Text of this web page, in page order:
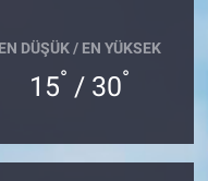
EN DÜŞÜK / EN YÜKSEK
15° / 30°